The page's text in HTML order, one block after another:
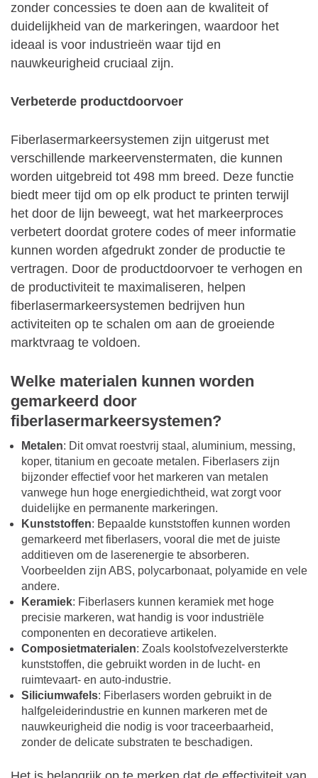
zonder concessies te doen aan de kwaliteit of
duidelijkheid van de markeringen, waardoor het
ideaal is voor industrieën waar tijd en
nauwkeurigheid cruciaal zijn.
Verbeterde productdoorvoer
Fiberlasermarkeersystemen zijn uitgerust met
verschillende markeervenstermaten, die kunnen
worden uitgebreid tot 498 mm breed. Deze functie
biedt meer tijd om op elk product te printen terwijl
het door de lijn beweegt, wat het markeerproces
verbetert doordat grotere codes of meer informatie
kunnen worden afgedrukt zonder de productie te
vertragen. Door de productdoorvoer te verhogen en
de productiviteit te maximaliseren, helpen
fiberlasermarkeersystemen bedrijven hun
activiteiten op te schalen om aan de groeiende
marktvraag te voldoen.
Welke materialen kunnen worden
gemarkeerd door
fiberlasermarkeersystemen?
Metalen: Dit omvat roestvrij staal, aluminium, messing,
koper, titanium en gecoate metalen. Fiberlasers zijn
bijzonder effectief voor het markeren van metalen
vanwege hun hoge energiedichtheid, wat zorgt voor
duidelijke en permanente markeringen.
Kunststoffen: Bepaalde kunststoffen kunnen worden
gemarkeerd met fiberlasers, vooral die met de juiste
additieven om de laserenergie te absorberen.
Voorbeelden zijn ABS, polycarbonaat, polyamide en vele
andere.
Keramiek: Fiberlasers kunnen keramiek met hoge
precisie markeren, wat handig is voor industriële
componenten en decoratieve artikelen.
Composietmaterialen: Zoals koolstofvezelversterkte
kunststoffen, die gebruikt worden in de lucht- en
ruimtevaart- en auto-industrie.
Siliciumwafels: Fiberlasers worden gebruikt in de
halfgeleiderindustrie en kunnen markeren met de
nauwkeurigheid die nodig is voor traceerbaarheid,
zonder de delicate substraten te beschadigen.